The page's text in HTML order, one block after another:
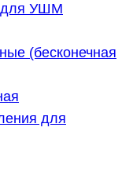
для УШМ
(бесконечная
для